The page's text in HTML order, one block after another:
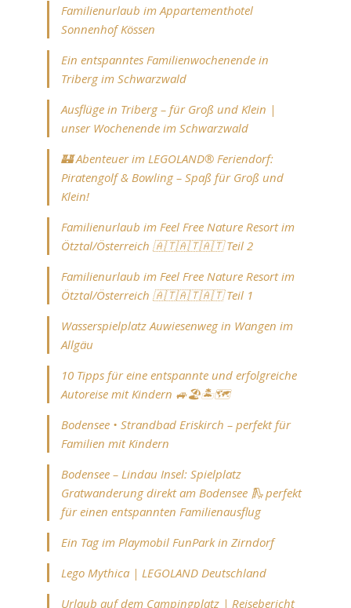
Familienurlaub im Appartementhotel
Sonnenhof Kössen
Ein entspanntes Familienwochenende in
Triberg im Schwarzwald
Ausflüge in Triberg – für Groß und Klein |
unser Wochenende im Schwarzwald
🏰 Abenteuer im LEGOLAND® Feriendorf:
Piratengolf & Bowling – Spaß für Groß und
Klein!
Familienurlaub im Feel Free Nature Resort im
Ötztal/Österreich 🇦🇹🇦🇹🇦🇹 Teil 2
Familienurlaub im Feel Free Nature Resort im
Ötztal/Österreich 🇦🇹🇦🇹🇦🇹 Teil 1
Wasserspielplatz Auwiesenweg in Wangen im
Allgäu
10 Tipps für eine entspannte und erfolgreiche
Autoreise mit Kindern 🚙🏖️🏝️🗺️
Bodensee • Strandbad Eriskirch – perfekt für
Familien mit Kindern
Bodensee – Lindau Insel: Spielplatz
Gratwanderung direkt am Bodensee 🛝 perfekt
für einen entspannten Familienausflug
Ein Tag im Playmobil FunPark in Zirndorf
Lego Mythica | LEGOLAND Deutschland
Urlaub auf dem Campingplatz | Reisebericht